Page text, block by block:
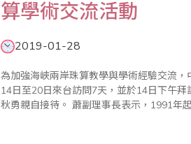
算學術交流活動
2019-01-28
為加強海峽兩岸珠算教學與學術經驗交流
14日至20日來台訪問7天，並於14日下午
秋勇親自接待。 蕭副理事長表示，1991年起台灣省商業總會首開先河與中國珠算心算協會辦理海峽兩岸珠